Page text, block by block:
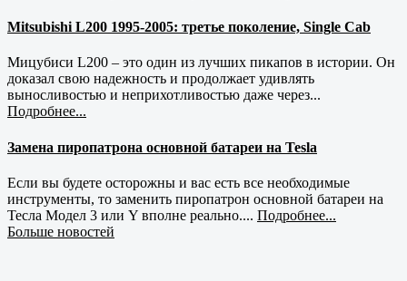
Mitsubishi L200 1995-2005: третье поколение, Single Cab
Мицубиси L200 – это один из лучших пикапов в истории. Он
доказал свою надежность и продолжает удивлять
выносливостью и неприхотливостью даже через...
Подробнее...
Замена пиропатрона основной батареи на Tesla
Если вы будете осторожны и вас есть все необходимые
инструменты, то заменить пиропатрон основной батареи на
Тесла Модел 3 или Y вполне реально.... Подробнее...
Больше новостей